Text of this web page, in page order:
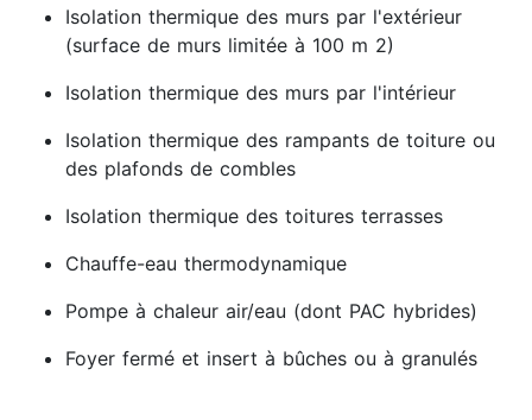
Isolation thermique des murs par l'extérieur
(surface de murs limitée à 100 m 2)
Isolation thermique des murs par l'intérieur
Isolation thermique des rampants de toiture ou
des plafonds de combles
Isolation thermique des toitures terrasses
Chauffe-eau thermodynamique
Pompe à chaleur air/eau (dont PAC hybrides)
Foyer fermé et insert à bûches ou à granulés